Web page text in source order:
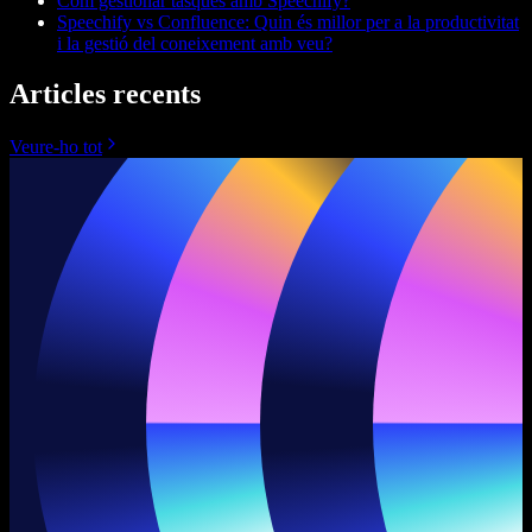
Speechify vs Confluence: Quin és millor per a la productivitat
i la gestió del coneixement amb veu?
Articles recents
Veure-ho tot